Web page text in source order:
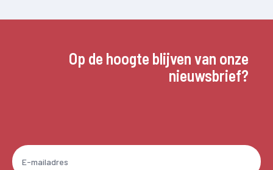
Op de hoogte blijven van onze
nieuwsbrief?